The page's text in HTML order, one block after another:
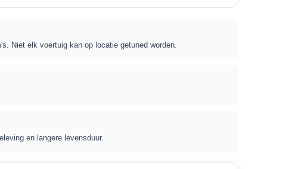
Niet elk voertuig kan op locatie getuned worden.
en langere levensduur.